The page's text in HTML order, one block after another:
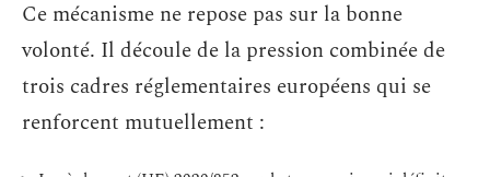
Ce mécanisme ne repose pas sur la bonne
volonté. Il découle de la pression combinée de
trois cadres réglementaires européens qui se
renforcent mutuellement :